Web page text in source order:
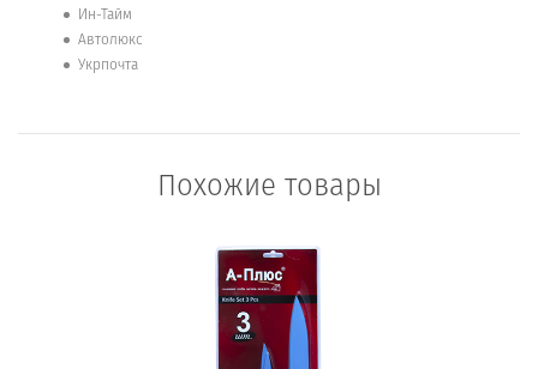
Ин-Тайм
Автолюкс
Укрпочта
Похожие товары